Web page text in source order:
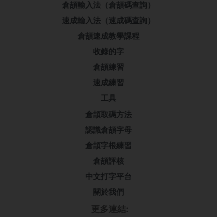
倉頡輸入法（倉頡碼查詢）
速成輸入法（速成碼查詢）
倉頡速成教學課程
收錄的字
倉頡練習
速成練習
工具
倉頡取碼方法
認識倉頡字母
倉頡字根練習
倉頡評核
中文打字平台
關於我們
更多連結: